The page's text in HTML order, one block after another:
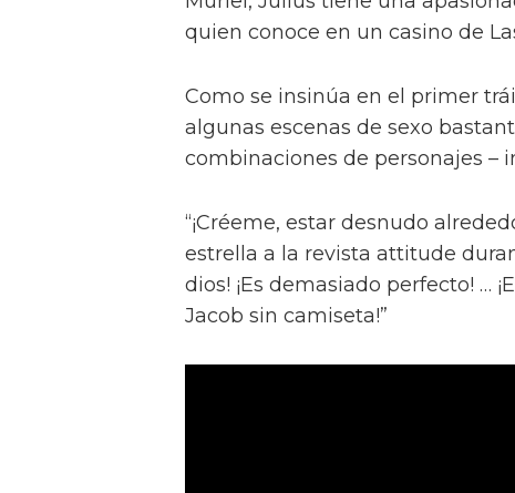
quien conoce en un casino de
Como se insinúa en el primer
algunas escenas de sexo
combinaciones de personajes –
“¡Créeme, estar desnudo
estrella a la revista attitude
dios! ¡Es demasiado perfecto! …
Jacob sin camiseta!”